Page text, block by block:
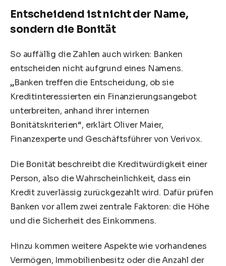
Entscheidend ist nicht der Name,
sondern die Bonität
So auffällig die Zahlen auch wirken: Banken
entscheiden nicht aufgrund eines Namens.
„Banken treffen die Entscheidung, ob sie
Kreditinteressierten ein Finanzierungsangebot
unterbreiten, anhand ihrer internen
Bonitätskriterien“, erklärt Oliver Maier,
Finanzexperte und Geschäftsführer von Verivox.
Die Bonität beschreibt die Kreditwürdigkeit einer
Person, also die Wahrscheinlichkeit, dass ein
Kredit zuverlässig zurückgezahlt wird. Dafür prüfen
Banken vor allem zwei zentrale Faktoren: die Höhe
und die Sicherheit des Einkommens.
Hinzu kommen weitere Aspekte wie vorhandenes
Vermögen, Immobilienbesitz oder die Anzahl der